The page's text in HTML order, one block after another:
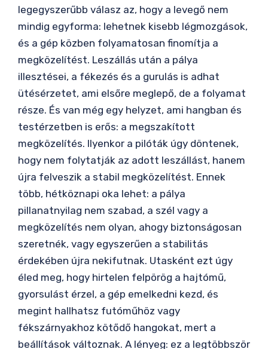
legegyszerűbb válasz az, hogy a levegő nem
mindig egyforma: lehetnek kisebb légmozgások,
és a gép közben folyamatosan finomítja a
megközelítést. Leszállás után a pálya
illesztései, a fékezés és a gurulás is adhat
ütésérzetet, ami elsőre meglepő, de a folyamat
része. És van még egy helyzet, ami hangban és
testérzetben is erős: a megszakított
megközelítés. Ilyenkor a pilóták úgy döntenek,
hogy nem folytatják az adott leszállást, hanem
újra felveszik a stabil megközelítést. Ennek
több, hétköznapi oka lehet: a pálya
pillanatnyilag nem szabad, a szél vagy a
megközelítés nem olyan, ahogy biztonságosan
szeretnék, vagy egyszerűen a stabilitás
érdekében újra nekifutnak. Utasként ezt úgy
éled meg, hogy hirtelen felpörög a hajtómű,
gyorsulást érzel, a gép emelkedni kezd, és
megint hallhatsz futóműhöz vagy
fékszárnyakhoz kötődő hangokat, mert a
beállítások változnak. A lényeg: ez a legtöbbször